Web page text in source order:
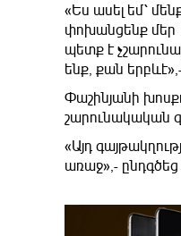
«Ես ասել եմ՝
փոխանցենք մեր
պետք է
ենք, քան
Փաշինյանի
շարունակական
«Այդ
առաջ»,- ընդգծեց